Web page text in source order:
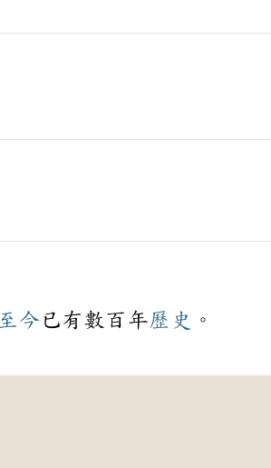
至今已有數百年歷史 。